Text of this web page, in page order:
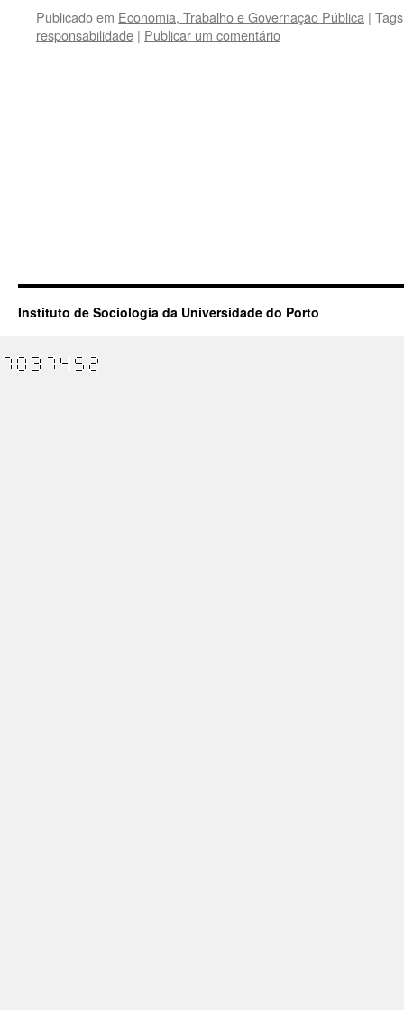
Publicado em Economia, Trabalho e Governação Pública | Tags
responsabilidade | Publicar um comentário
Instituto de Sociologia da Universidade do Porto